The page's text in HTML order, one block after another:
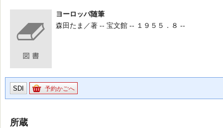
ヨーロッパ随筆
森田たま／著 -- 宝文館 -- １９５５．８ --
SDI 予約かごへ
所蔵